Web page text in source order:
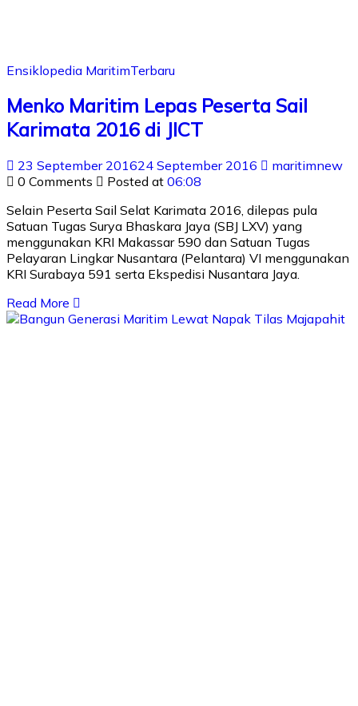
Ensiklopedia MaritimTerbaru
Menko Maritim Lepas Peserta Sail
Karimata 2016 di JICT
23 September 201624 September 2016
maritimnew
0 Comments
Posted at 06:08
Selain Peserta Sail Selat Karimata 2016, dilepas pula
Satuan Tugas Surya Bhaskara Jaya (SBJ LXV) yang
menggunakan KRI Makassar 590 dan Satuan Tugas
Pelayaran Lingkar Nusantara (Pelantara) VI menggunakan
KRI Surabaya 591 serta Ekspedisi Nusantara Jaya.
Read More